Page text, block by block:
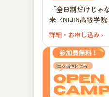
「全日制だけじゃ
来〈NIJIN高等学院
詳細・お申し込み ›